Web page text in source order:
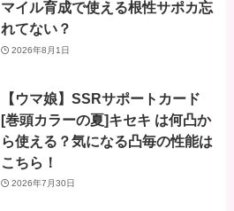
マイル育成で使える根性サポカ忘
れてない？
2026年8月1日
【ウマ娘】SSRサポートカード
[巻頭カラーの夏]キセキ は何凸か
ら使える？気になる凸毎の性能は
こちら！
2026年7月30日